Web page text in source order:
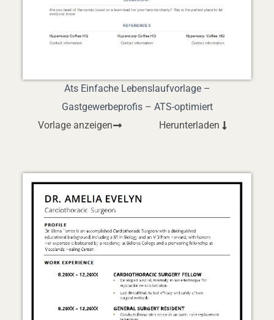
Ats Einfache Lebenslaufvorlage –
Gastgewerbeprofis – ATS-optimiert
Vorlage anzeigen
Herunterladen